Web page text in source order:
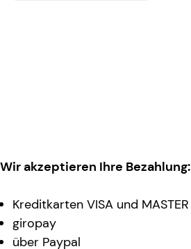
Wir akzeptieren Ihre Bezahlung:
Kreditkarten VISA und MASTER
giropay
über Paypal